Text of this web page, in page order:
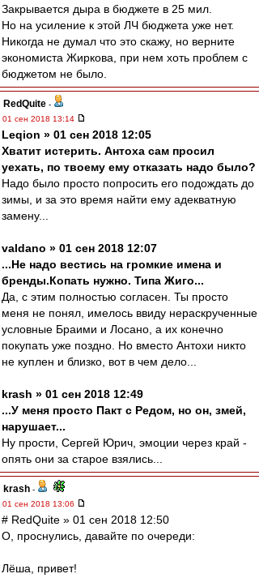
Закрывается дыра в бюджете в 25 мил.
Но на усиление к этой ЛЧ бюджета уже нет.
Никогда не думал что это скажу, но верните
экономиста Жиркова, при нем хоть проблем с
бюджетом не было.
RedQuite -
01 сен 2018 13:14
Leqion » 01 сен 2018 12:05
Хватит истерить. Антоха сам просил
уехать, по твоему ему отказать надо было?
Надо было просто попросить его подождать до
зимы, и за это время найти ему адекватную
замену...
valdano » 01 сен 2018 12:07
...Не надо вестись на громкие имена и
бренды.Копать нужно. Типа Жиго...
Да, с этим полностью согласен. Ты просто
меня не понял, имелось ввиду нераскрученные
условные Браими и Лосано, а их конечно
покупать уже поздно. Но вместо Антохи никто
не куплен и близко, вот в чем дело...
krash » 01 сен 2018 12:49
...У меня просто Пакт с Редом, но он, змей,
нарушает...
Ну прости, Сергей Юрич, эмоции через край -
опять они за старое взялись...
krash -
01 сен 2018 13:06
# RedQuite » 01 сен 2018 12:50
О, проснулись, давайте по очереди:
Лёша, привет!